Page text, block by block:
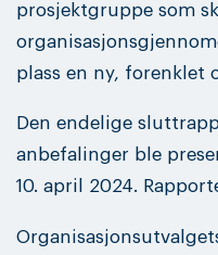
prosjektgruppe som
plass en ny, forenklet
Den endelige
anbefalinger ble
10. april 2024.